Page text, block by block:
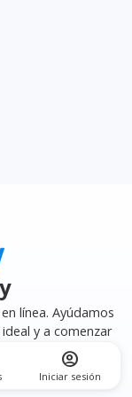
account_circle
Iniciar sesión
línea. Ayúdamos
y a comenzar
segura y privada.